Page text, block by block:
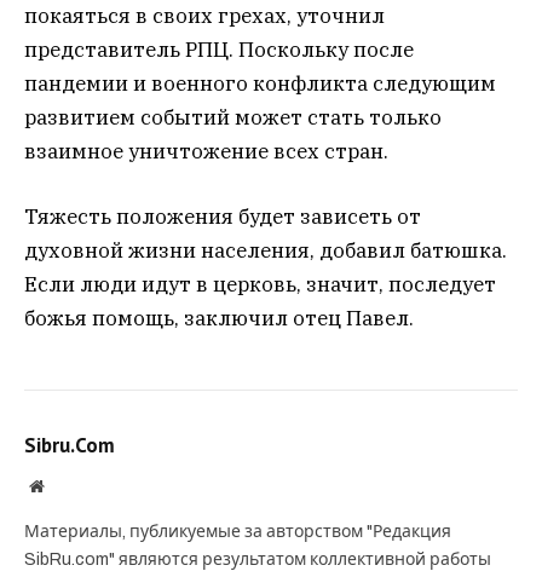
покаяться в своих грехах, уточнил
представитель РПЦ. Поскольку после
пандемии и военного конфликта следующим
развитием событий может стать только
взаимное уничтожение всех стран.
Тяжесть положения будет зависеть от
духовной жизни населения, добавил батюшка.
Если люди идут в церковь, значит, последует
божья помощь, заключил отец Павел.
Sibru.Com
Website
Материалы, публикуемые за авторством "Редакция
SibRu.com" являются результатом коллективной работы